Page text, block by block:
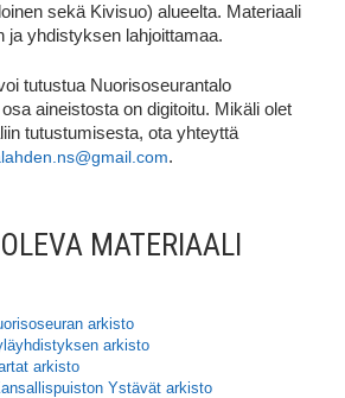
sekä Kivisuo) alueelta. Materiaali
ja yhdistyksen lahjoittamaa.
tutustua Nuorisoseurantalo
aineistosta on digitoitu. Mikäli olet
tutustumisesta, ota yhteyttä
.
MATERIAALI
arkisto
arkisto
arkisto
Ystävät arkisto